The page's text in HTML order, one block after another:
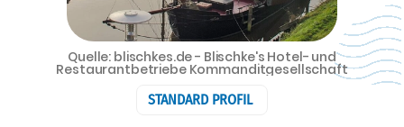
STANDARD PROFIL
Quelle: blischkes.de - Blischke's Hotel- und
Restaurantbetriebe Kommanditgesellschaft